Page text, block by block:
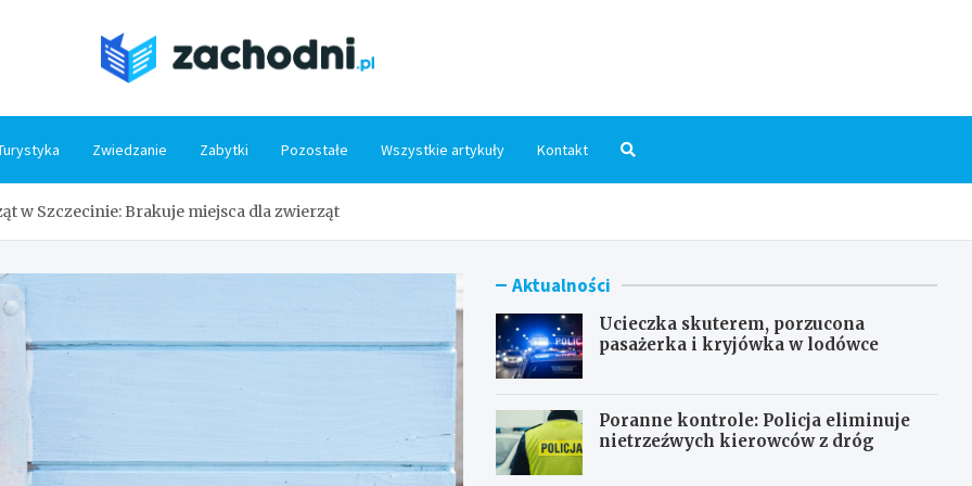
Zwiedzanie Zabytki Pozostałe Wszystkie artykuły Kontakt
w Szczecinie: Brakuje miejsca dla zwierząt
Aktualności
Ucieczka skuterem, porzucona
pasażerka i kryjówka w lodówce
Poranne kontrole: Policja eliminuje
nietrzeźwych kierowców z dróg